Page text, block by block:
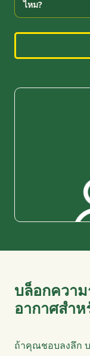
ไหม?
บล็อกควา
อากาศสำ
ถ้าคุณชอบลงลึก